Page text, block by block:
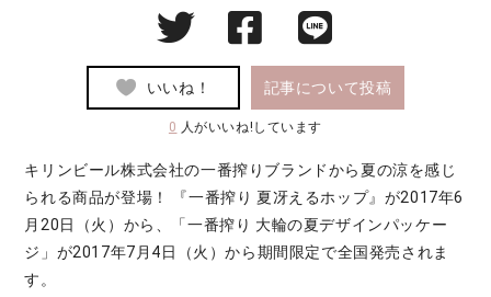
いいね！ 記事について投稿
0 人がいいね!しています
キリンビール株式会社の一番搾りブランドから夏の涼を感じ
られる商品が登場！ 『一番搾り 夏冴えるホップ』が2017年6
月20日（火）から、「一番搾り 大輪の夏デザインパッケー
ジ」が2017年7月4日（火）から期間限定で全国発売されま
す。